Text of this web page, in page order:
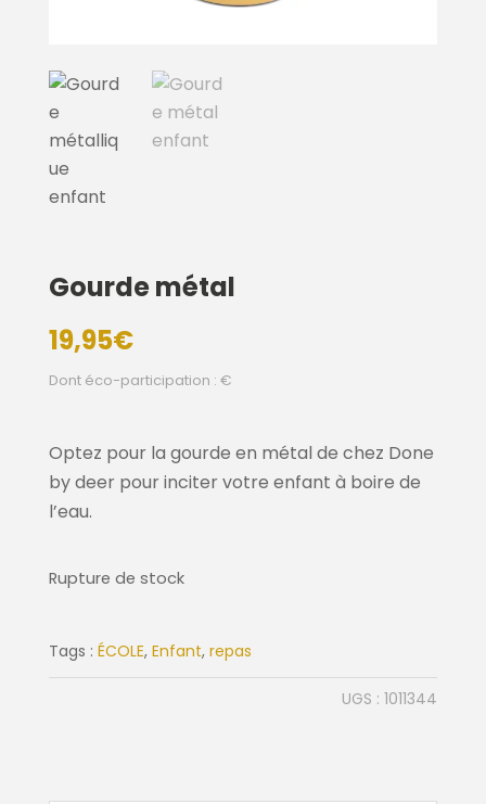
Gourde métal
19,95€
Dont éco-participation : €
Optez pour la gourde en métal de chez Done
by deer pour inciter votre enfant à boire de
l’eau.
Rupture de stock
Tags : ÉCOLE, Enfant, repas
UGS :1011344